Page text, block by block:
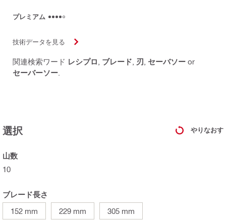
プレミアム
技術データを見る
関連検索ワード レシプロ ブレード 刃 セーバソー or
セーバーソー
選択 やりなおす
山数
10
ブレード長さ
152 mm
229 mm 305 mm